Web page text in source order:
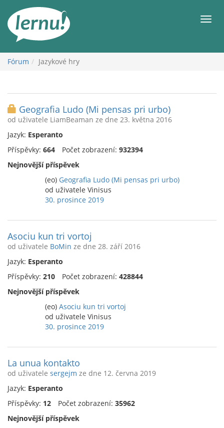
obsahu
Fórum Jazykové hry
Geografia Ludo (Mi pensas pri urbo)
od uživatele LiamBeaman ze dne 23. května 2016
Jazyk: Esperanto
Příspěvky: 664 Počet zobrazení: 932394
Nejnovější příspěvek
(eo) Geografia Ludo (Mi pensas pri urbo)
od uživatele Vinisus
30. prosince 2019
Asociu kun tri vortoj
od uživatele BoMin ze dne 28. září 2016
Jazyk: Esperanto
Příspěvky: 210 Počet zobrazení: 428844
Nejnovější příspěvek
(eo) Asociu kun tri vortoj
od uživatele Vinisus
30. prosince 2019
La unua kontakto
od uživatele sergejm ze dne 12. června 2019
Jazyk: Esperanto
Příspěvky: 12 Počet zobrazení: 35962
Nejnovější příspěvek